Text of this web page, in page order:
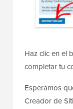
Haz clic en el
completar tu
Esperamos
Creador de